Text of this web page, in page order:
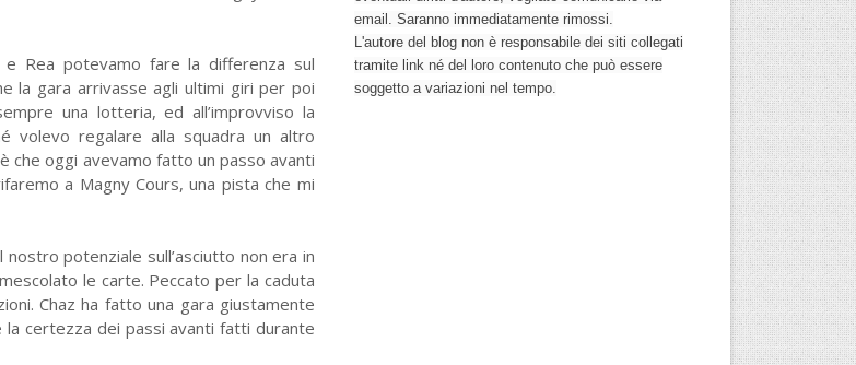
Rea potevamo fare la differenza sul
la gara arrivasse agli ultimi giri per poi
una lotteria, ed all’improvviso la
volevo regalare alla squadra un altro
che oggi avevamo fatto un passo avanti
a Magny Cours, una pista che mi
potenziale sull’asciutto non era in
le carte. Peccato per la caduta
Chaz ha fatto una gara giustamente
la certezza dei passi avanti fatti durante
email. Saranno immediatamente rimossi.
L'autore del blog non è responsabile dei siti collegati
tramite link né del loro contenuto che può essere
soggetto a variazioni nel tempo.